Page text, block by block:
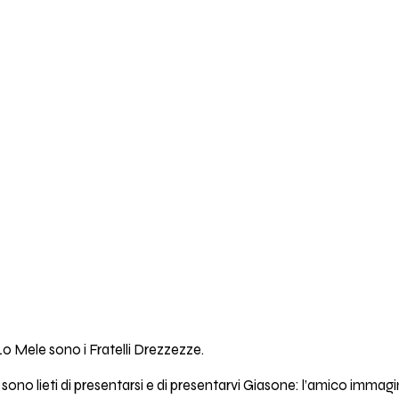
Mele sono i Fratelli Drezzezze.
lieti di presentarsi e di presentarvi Giasone: l’amico